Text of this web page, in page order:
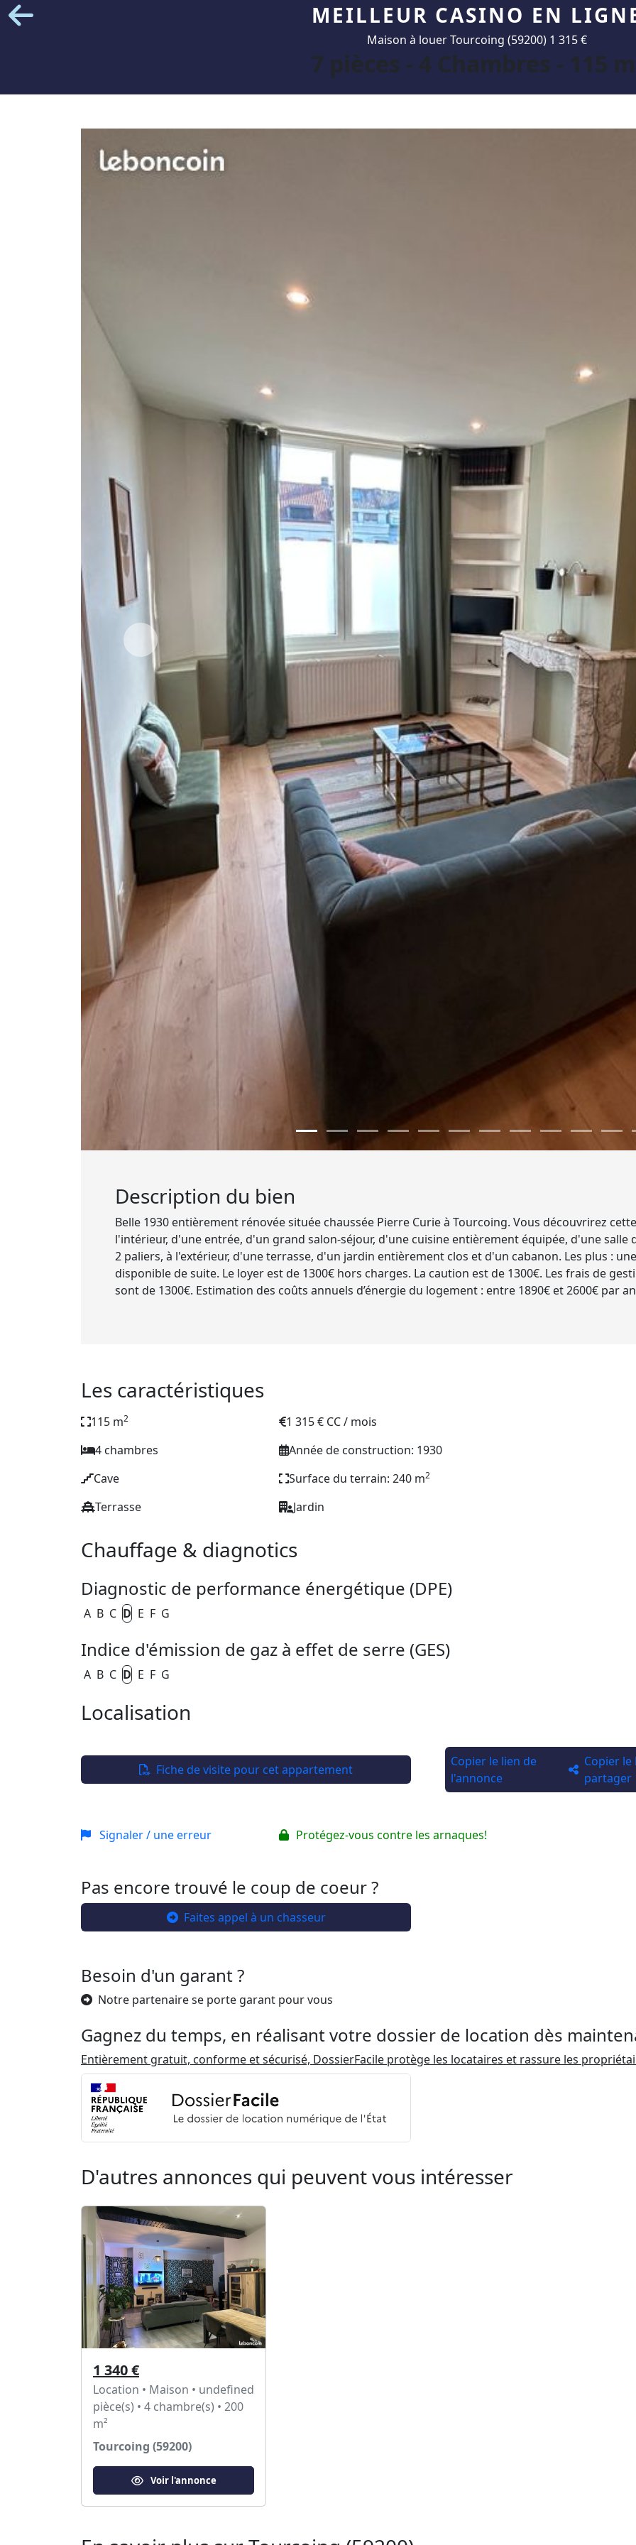
MEILLEUR CASINO EN
Maison à louer Tourcoing (59200) 1 315 €
7 pièces - 4 Chambres - 115
Description du bien
Belle 1930 entièrement rénovée située chaussée Pierre Curie à Tourcoing. Vous découvrirez
l'intérieur, d'une entrée, d'un grand salon-séjour, d'une cuisine entièrement équipée, d'une salle
2 paliers, à l'extérieur, d'une terrasse, d'un jardin entièrement clos et d'un cabanon. Les plus :
disponible de suite. Le loyer est de 1300€ hors charges. La caution est de 1300€. Les frais de
sont de 1300€. Estimation des coûts annuels d’énergie du logement : entre 1890€ et 2600€ par
Les caractéristiques
115 m2
1 315 € CC / mois
4 chambres
Année de construction: 1930
Cave
Surface du terrain: 240 m2
Terrasse Jardin
Chauffage & diagnotics
Diagnostic de performance énergétique (DPE)
A B C D E F G
Indice d'émission de gaz à effet de serre (GES)
A B C D E F G
Localisation
Fiche de visite pour cet appartement
Copier le lien de
l'annonce
Copier
partager
Signaler / une erreur Protégez-vous contre les arnaques!
Pas encore trouvé le coup de coeur ?
Faites appel à un chasseur
Besoin d'un garant ?
Notre partenaire se porte garant pour vous
Gagnez du temps, en réalisant votre dossier de location dès
Entièrement gratuit, conforme et sécurisé, DossierFacile protège les locataires et rassure les
D'autres annonces qui peuvent vous intéresser
1 340 €
Location • Maison • undefined
pièce(s) • 4 chambre(s) • 200
m²
Tourcoing (59200)
Voir l'annonce